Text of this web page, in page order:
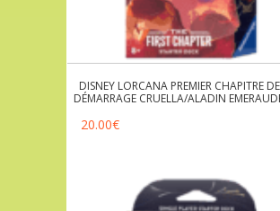
DISNEY LORCANA PREMIER CHAPITRE
DÉMARRAGE CRUELLA/ALADIN
20.00€